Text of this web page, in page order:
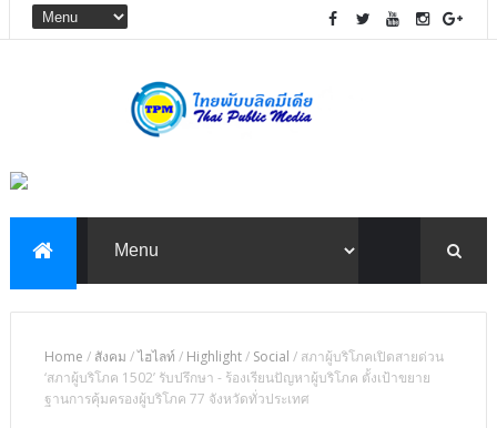
Home / สังคม /ไฮไลท์ / Highlight/ Social / สภาผู้บริโภคเปิดสายด่วน
‘สภาผู้บริโภค 1502’ รับปรึกษา - ร้องเรียนปัญหาผู้บริโภค ตั้งเป้าขยาย
ฐานการคุ้มครองผู้บริโภค 77 จังหวัดทั่วประเทศ